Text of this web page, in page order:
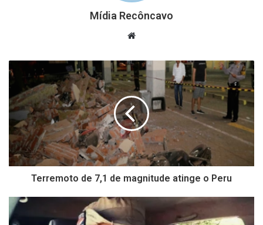
Mídia Recôncavo
Website
Terremoto de 7,1 de magnitude atinge o Peru